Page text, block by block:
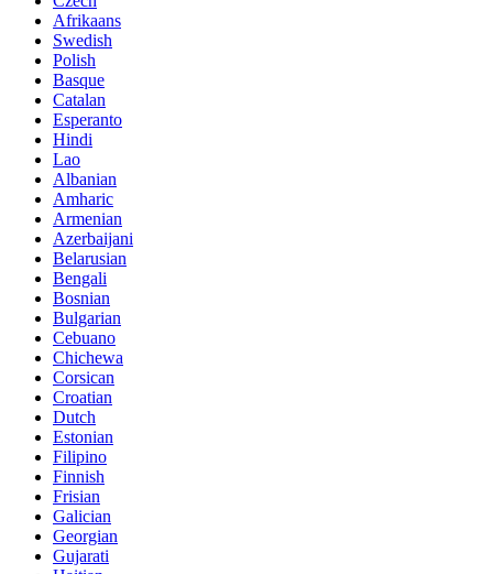
Afrikaans
Swedish
Polish
Basque
Catalan
Esperanto
Hindi
Lao
Albanian
Amharic
Armenian
Azerbaijani
Belarusian
Bengali
Bosnian
Bulgarian
Cebuano
Chichewa
Corsican
Croatian
Dutch
Estonian
Filipino
Finnish
Frisian
Galician
Georgian
Gujarati